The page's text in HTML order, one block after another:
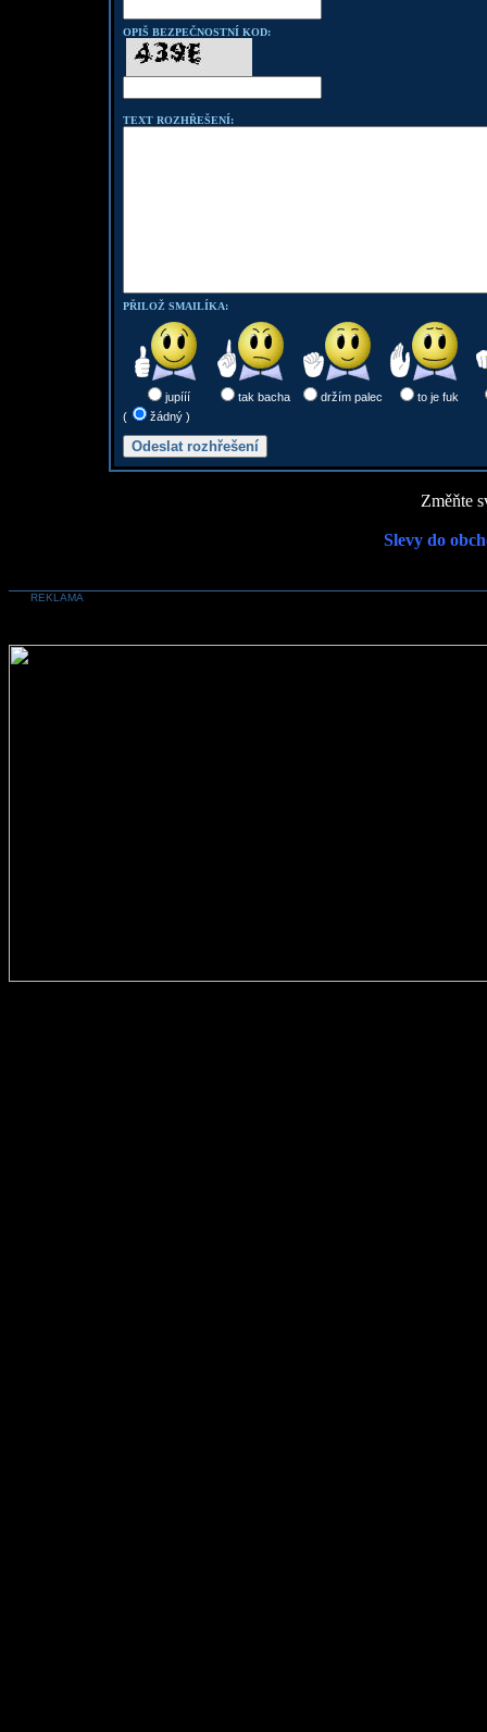
OPIŠ BEZPEČNOSTNÍ KOD:
TEXT ROZHŘEŠENÍ:
PŘILOŽ SMAILÍKA:
jupííí tak bacha držím palec
to je fuk
(
žádný )
Změňte
Slevy do
REKLAMA